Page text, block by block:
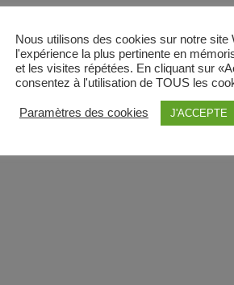
Nous utilisons des cookies sur notre site
l'expérience la plus pertinente en
et les visites répétées. En cliquant sur
consentez à l'utilisation de TOUS les
Paramètres des cookies J'ACCEPTE